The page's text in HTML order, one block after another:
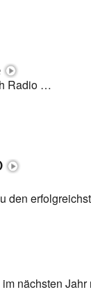
Radio …
den
nächsten